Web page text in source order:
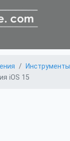
Инструменты
iOS 15